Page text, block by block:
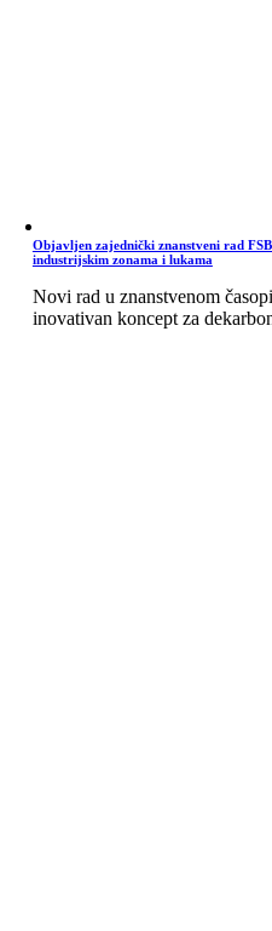
Objavljen zajednički znanstveni rad
industrijskim zonama i lukama
Novi rad u znanstvenom
inovativan koncept za